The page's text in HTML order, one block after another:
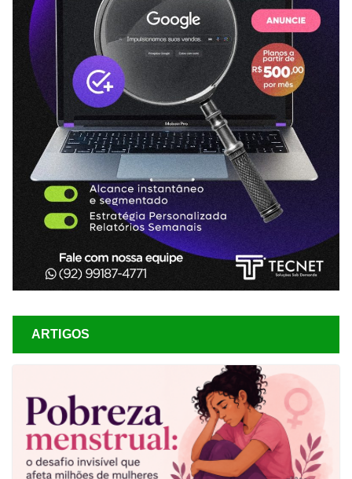
ARTIGOS